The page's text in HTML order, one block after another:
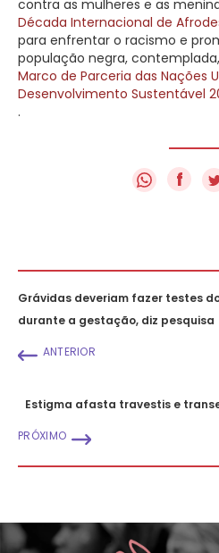
contra as mulheres e as
Década Internacional de
para enfrentar o racismo e
população negra, contemplada,
Marco de Parceria das Nações
Desenvolvimento Sustentável
.
f
Grávidas deveriam fazer testes
durante a gestação, diz pesquisa
ANTERIOR
Estigma afasta travestis e
PRÓXIMO